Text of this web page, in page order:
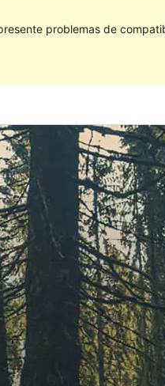
problemas de
Vista previa Descarga
Versión
Última actualización
Instalacións activas
Versión de PHP
Páxina de inicio do tema